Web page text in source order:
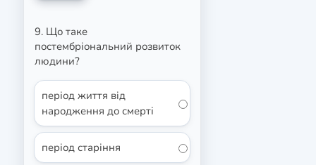
9. Що таке
постембріональний розвиток
людини?
період життя від
народження до смерті
період старіння